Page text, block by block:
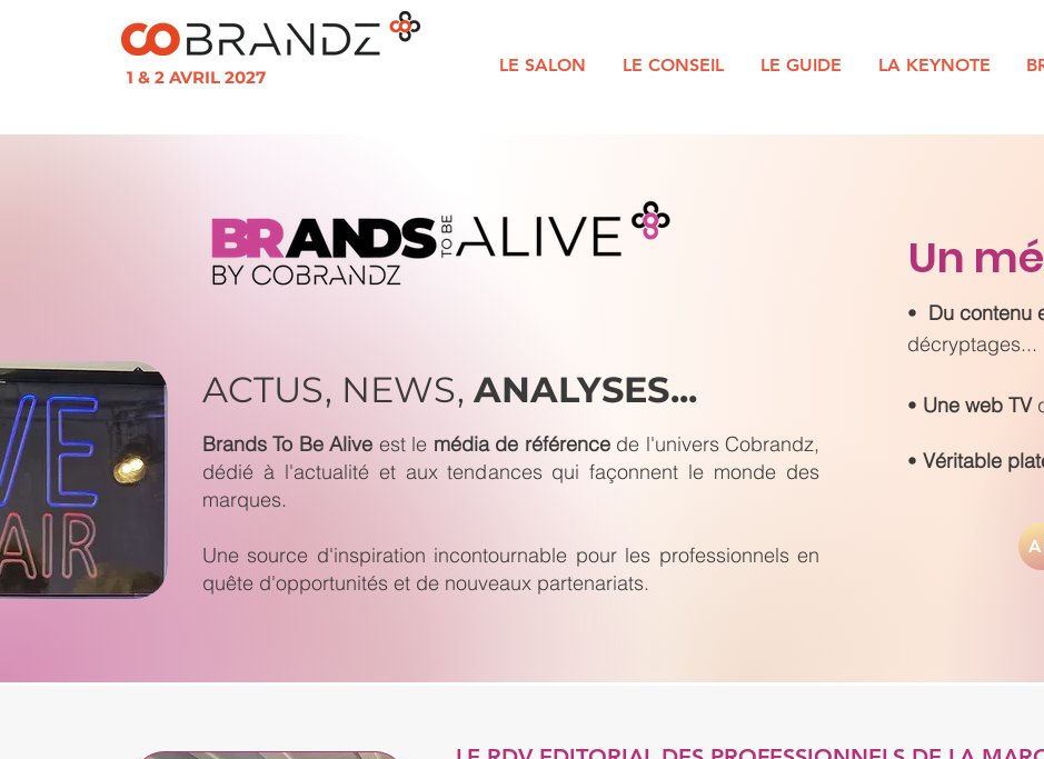
1 & 2 AVRIL 2027
LE SALON LE CONSEIL LE GUIDE LA KEYNOTE
ACTUS, NEWS, ANALYSES...
Brands To Be Alive est le média de référencede l'univers Cobrandz,
dédié à l'actualité et aux tendances qui façonnent le monde des
marques.
Une source d'inspiration incontournable pour les professionnels en
quête d'opportunités et de nouveaux partenariats.
Un
• Du contenu
décryptages...
• Une web TV
• Véritable